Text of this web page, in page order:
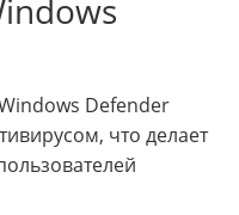
Defender
что делает